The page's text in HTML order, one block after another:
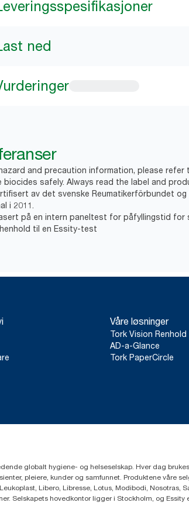
ned
and precaution information, please
biocides safely. Always read the label and
av det svenske Reumatikerförbundet
i 2011.
på en intern paneltest for påfyllingstid for
henhold til en Essity-test
Våre løsninger
Tork Vision Renhold
AD-a-Glance
Tork PaperCircle
globalt hygiene- og helseselskap. Hver dag
pleiere, kunder og samfunnet. Produktene våre
Libero, Libresse, Lotus, Modibodi, Nosotras,
Selskapets hovedkontor ligger i Stockholm, og